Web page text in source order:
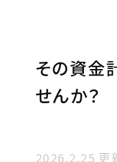
その資金
せんか？
2026.2.25 更